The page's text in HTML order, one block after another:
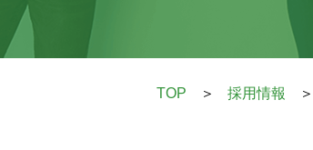
TOP ＞ 採用情報 ＞